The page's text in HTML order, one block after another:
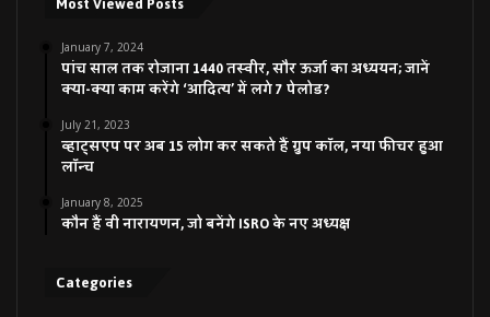
January 7, 2024
पांच साल तक रोजाना 1440 तस्वीर, सौर ऊर्जा का अध्ययन; जानें
क्या-क्या काम करेंगे ‘आदित्य’ में लगे 7 पेलोड?
July 21, 2023
व्हाट्सएप पर अब 15 लोग कर सकते हैं ग्रुप कॉल, नया फीचर हुआ
लॉन्च
January 8, 2025
कौन हैं वी नारायणन, जो बनेंगे ISRO के नए अध्यक्ष
Categories